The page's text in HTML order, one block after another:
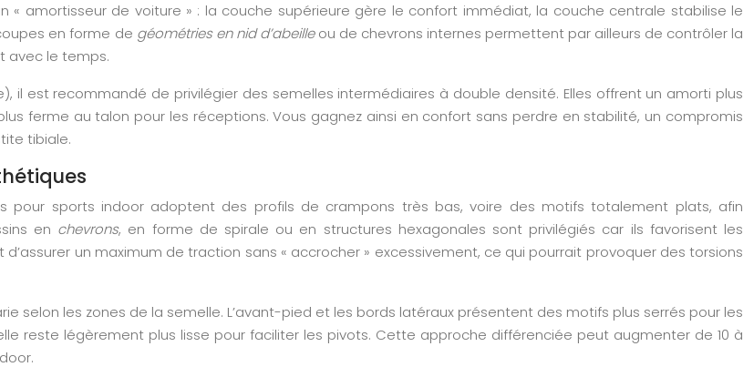
amortisseur de voiture » : la couche supérieure gère le confort immédiat, la couche centrale stabilise le
en forme de géométries en nid d’abeilleou de chevrons internes permettent par ailleurs de contrôler la
avec le temps.
il est recommandé de privilégier des semelles intermédiaires à double densité. Elles offrent un amorti plus
ferme au talon pour les réceptions. Vous gagnez ainsi en confort sans perdre en stabilité, un compromis
tibiale.
pour sports indoor adoptent des profils de crampons très bas, voire des motifs totalement plats, afin
en chevrons, en forme de spirale ou en structures hexagonales sont privilégiés car ils favorisent les
un maximum de traction sans « accrocher » excessivement, ce qui pourrait provoquer des torsions
selon les zones de la semelle. L’avant-pied et les bords latéraux présentent des motifs plus serrés pour les
reste légèrement plus lisse pour faciliter les pivots. Cette approche différenciée peut augmenter de 10 à